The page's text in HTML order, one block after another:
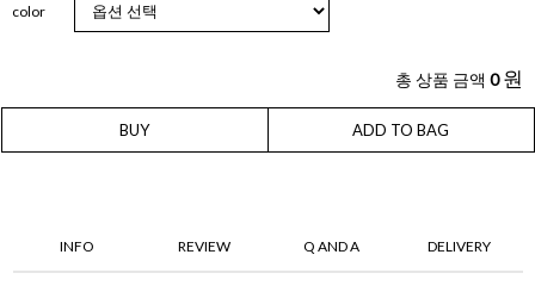
color
총 상품 금액 0 원
BUY ADD TO BAG
INFO REVIEW Q AND A DELIVERY